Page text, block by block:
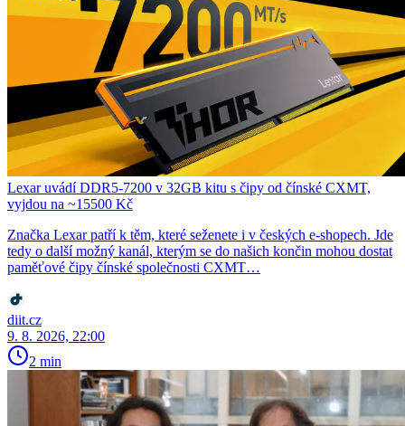
Lexar uvádí DDR5-7200 v 32GB kitu s čipy od čínské CXMT,
vyjdou na ~15500 Kč
Značka Lexar patří k těm, které seženete i v českých e-shopech. Jde
tedy o další možný kanál, kterým se do našich končin mohou dostat
paměťové čipy čínské společnosti CXMT…
diit.cz
9. 8. 2026, 22:00
2 min